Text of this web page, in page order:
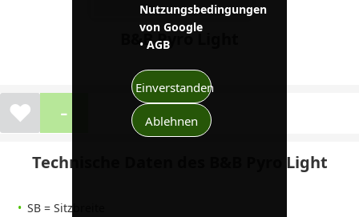
Nutzungsbedingungen
von Google
•AGB
Einverstanden
Ablehnen
B&B Pyro Light
❤ -
Technische Daten des B&B Pyro Light
SB = Sitzbreite